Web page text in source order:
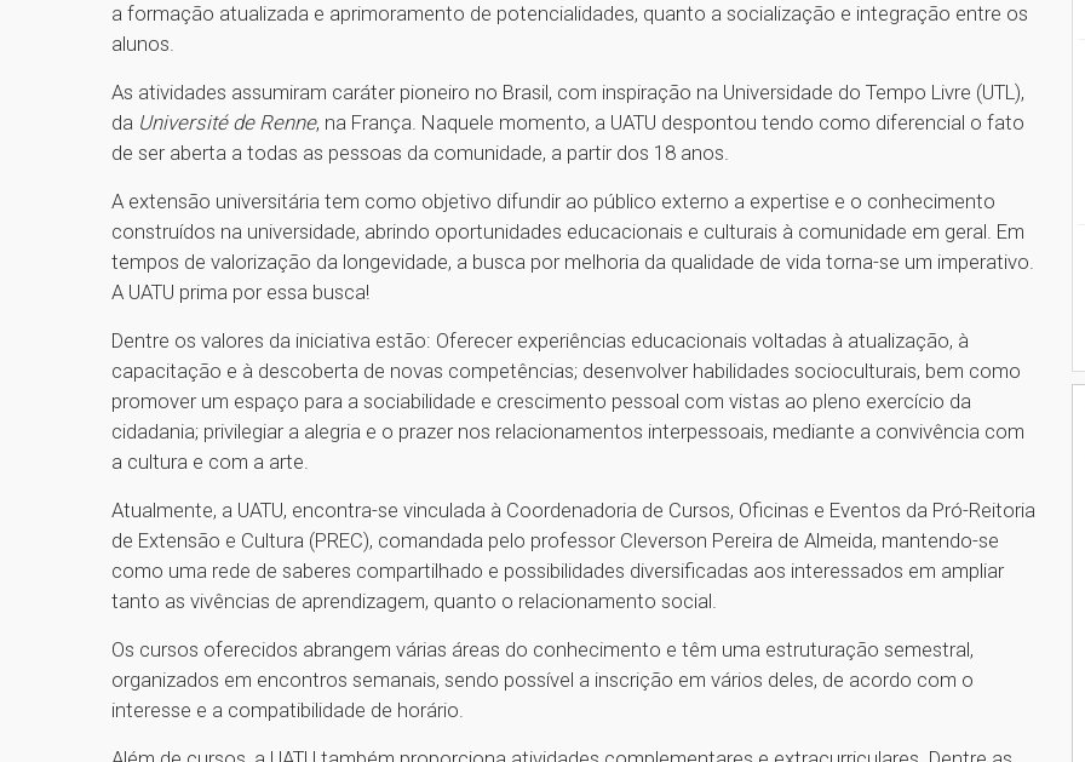
a formação atualizada e aprimoramento de potencialidades, quanto a socialização e integração entre os
alunos.
As atividades assumiram caráter pioneiro no Brasil, com inspiração na Universidade do Tempo Livre (UTL),
da Université de Renne, na França. Naquele momento, a UATU despontou tendo como diferencial o fato
de ser aberta a todas as pessoas da comunidade, a partir dos 18 anos.
A extensão universitária tem como objetivo difundir ao público externo a expertise e o conhecimento
construídos na universidade, abrindo oportunidades educacionais e culturais à comunidade em geral. Em
tempos de valorização da longevidade, a busca por melhoria da qualidade de vida torna-se um imperativo.
A UATU prima por essa busca!
Dentre os valores da iniciativa estão: Oferecer experiências educacionais voltadas à atualização, à
capacitação e à descoberta de novas competências; desenvolver habilidades socioculturais, bem como
promover um espaço para a sociabilidade e crescimento pessoal com vistas ao pleno exercício da
cidadania; privilegiar a alegria e o prazer nos relacionamentos interpessoais, mediante a convivência com
a cultura e com a arte.
Atualmente, a UATU, encontra-se vinculada à Coordenadoria de Cursos, Oficinas e Eventos da Pró-Reitoria
de Extensão e Cultura (PREC), comandada pelo professor Cleverson Pereira de Almeida, mantendo-se
como uma rede de saberes compartilhado e possibilidades diversificadas aos interessados em ampliar
tanto as vivências de aprendizagem, quanto o relacionamento social.
Os cursos oferecidos abrangem várias áreas do conhecimento e têm uma estruturação semestral,
organizados em encontros semanais, sendo possível a inscrição em vários deles, de acordo com o
interesse e a compatibilidade de horário.